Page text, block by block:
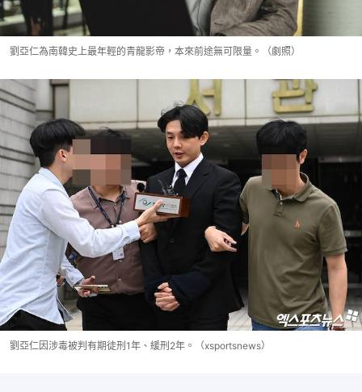
劉亞仁為南韓史上最年輕的青龍影帝，本來前途無可限量。（劇照）
劉亞仁因涉毒被判有期徒刑1年、緩刑2年。（xsportsnews）